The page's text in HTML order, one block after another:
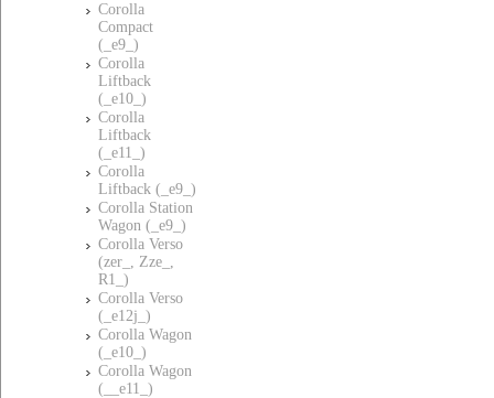
Corolla
Compact
(_e9_)
Corolla
Liftback
(_e10_)
Corolla
Liftback
(_e11_)
Corolla
Liftback (_e9_)
Corolla Station
Wagon (_e9_)
Corolla Verso
(zer_, Zze_,
R1_)
Corolla Verso
(_e12j_)
Corolla Wagon
(_e10_)
Corolla Wagon
(__e11_)